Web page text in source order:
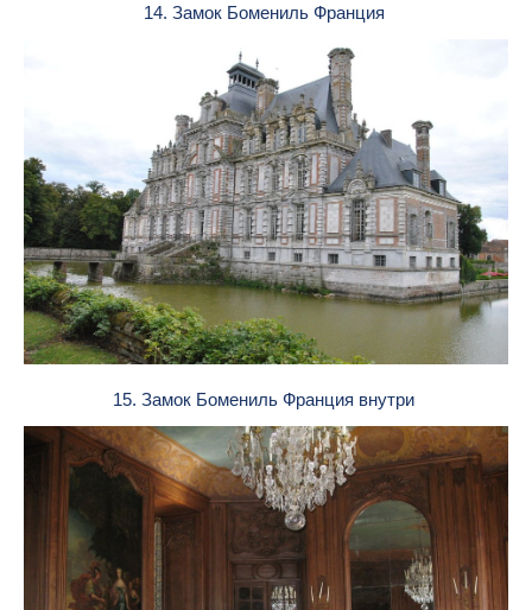
14. Замок Бомениль Франция
15. Замок Бомениль Франция внутри